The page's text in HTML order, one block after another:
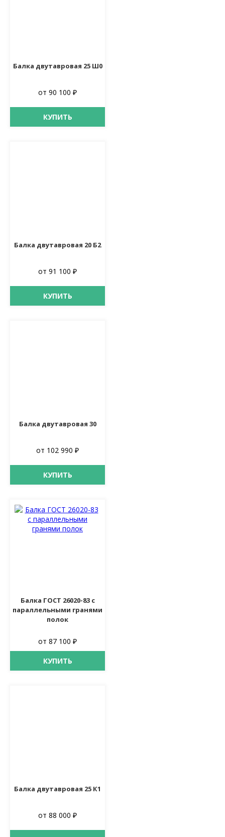
Балка двутавровая 25 Ш0
от 90 100 ₽
КУПИТЬ
Балка двутавровая 20 Б2
от 91 100 ₽
КУПИТЬ
Балка двутавровая 30
от 102 990 ₽
КУПИТЬ
Балка ГОСТ 26020-83 с
параллельными гранями
полок
от 87 100 ₽
КУПИТЬ
Балка двутавровая 25 К1
от 88 000 ₽